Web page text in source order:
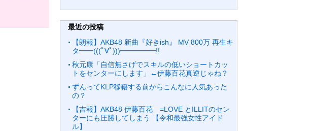
最近の投稿
【朗報】AKB48 新曲『好きish』 MV 800万 再生キ
タ━━(((ﾟ∀ﾟ)))━━━━━!!
秋元康「自信無さげでスキルの低いショートカッ
トをセンターにします」←伊藤百花真逆じゃね？
ずんってKLP移籍する前からこんなに人気あった
の？
【吉報】AKB48 伊藤百花 =LOVE とILLITのセン
ターにも圧勝してしまう 【令和最強女性アイド
ル】